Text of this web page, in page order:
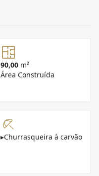
90,00 m²
Área Construída
▸Churrasqueira à carvão